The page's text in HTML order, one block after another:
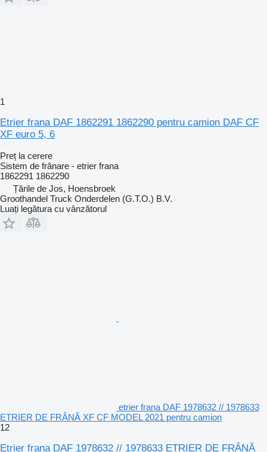
1
Etrier frana DAF 1862291 1862290 pentru camion DAF CF
XF euro 5, 6
Preț la cerere
Sistem de frânare - etrier frana
1862291 1862290
Țările de Jos, Hoensbroek
Groothandel Truck Onderdelen (G.T.O.) B.V.
Luați legătura cu vânzătorul
etrier frana DAF 1978632 // 1978633
ETRIER DE FRÂNĂ XF CF MODEL 2021 pentru camion
12
Etrier frana DAF 1978632 // 1978633 ETRIER DE FRÂNĂ